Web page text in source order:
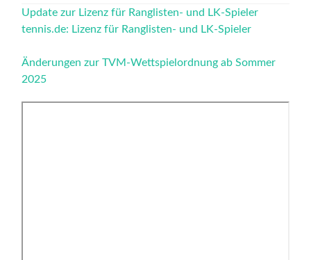
Update zur Lizenz für Ranglisten- und LK-Spieler
tennis.de: Lizenz für Ranglisten- und LK-Spieler
Änderungen zur TVM-Wettspielordnung ab Sommer
2025